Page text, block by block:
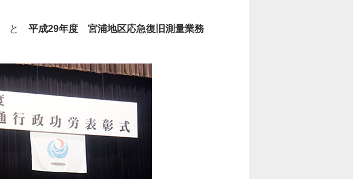
と 平成29年度 宮浦地区応急復旧測量業務